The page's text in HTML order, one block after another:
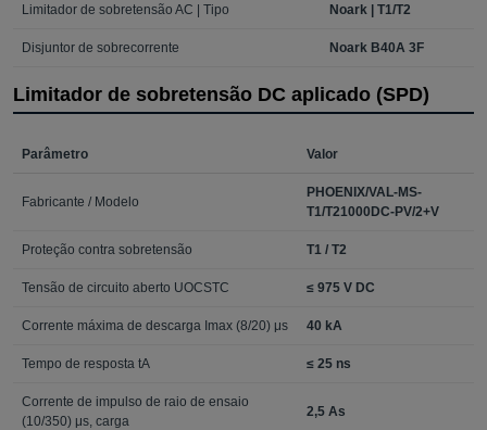
Limitador de sobretensão AC | Tipo Noark | T1/T2
Disjuntor de sobrecorrente Noark B40A 3F
Limitador de sobretensão DC aplicado (SPD)
Parâmetro Valor
Fabricante / Modelo
PHOENIX/VAL-MS-
T1/T21000DC-PV/2+V
Proteção contra sobretensão T1 / T2
Tensão de circuito aberto UOCSTC ≤ 975 V DC
Corrente máxima de descarga Imax (8/20) μs 40 kA
Tempo de resposta tA ≤ 25 ns
Corrente de impulso de raio de ensaio
(10/350) μs, carga
2,5 As